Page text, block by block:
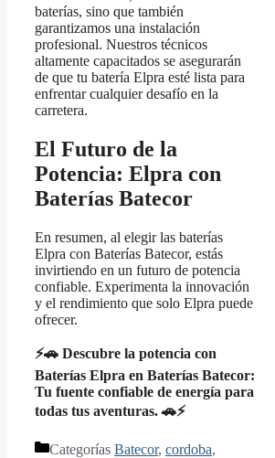
baterías, sino que también
garantizamos una instalación
profesional. Nuestros técnicos
altamente capacitados se asegurarán
de que tu batería Elpra esté lista para
enfrentar cualquier desafío en la
carretera.
El Futuro de la
Potencia: Elpra con
Baterías Batecor
En resumen, al elegir las baterías
Elpra con Baterías Batecor, estás
invirtiendo en un futuro de potencia
confiable. Experimenta la innovación
y el rendimiento que solo Elpra puede
ofrecer.
⚡🚗 Descubre la potencia con
Baterías Elpra en Baterías Batecor:
Tu fuente confiable de energía para
todas tus aventuras. 🚗⚡
Categorías Batecor, cordoba,